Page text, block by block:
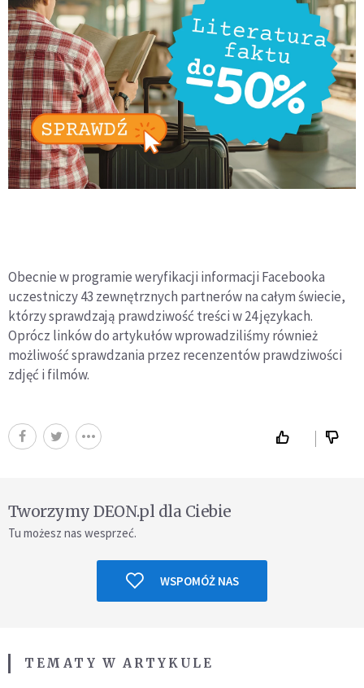
Obecnie w programie weryfikacji informacji Facebooka
uczestniczy 43 zewnętrznych partnerów na całym świecie,
którzy sprawdzają prawdziwość treści w 24 językach.
Oprócz linków do artykułów wprowadziliśmy również
możliwość sprawdzania przez recenzentów prawdziwości
zdjęć i filmów.
Tworzymy DEON.pl dla Ciebie
Tu możesz nas wesprzeć.
WSPOMÓŻ NAS
TEMATY W ARTYKULE